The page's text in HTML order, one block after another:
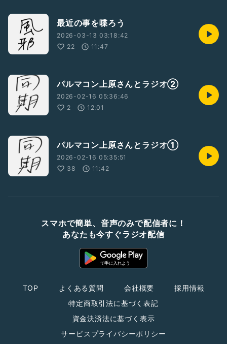
最近の事を喋ろう
2026-03-13 03:18:42
22
11:47
パルマコン上原さんとラジオ②
2026-02-16 05:36:46
2
12:01
パルマコン上原さんとラジオ①
2026-02-16 05:35:51
38
11:42
スマホで簡単、音声のみで配信者に！
あなたも今すぐラジオ配信
TOP よくある質問 会社概要
採用情報
特定商取引法に基づく表記
資金決済法に基づく表示
サービスプライバシーポリシー